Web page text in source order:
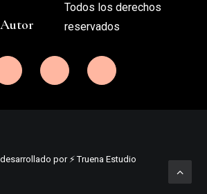
Todos los derechos
reservados
por ⚡️ Truena Estudio